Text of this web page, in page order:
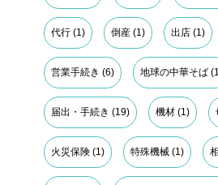
代行 (1) 倒産 (1) 出店 (1)
営業手続き (6) 地球の中華そば
届出・手続き (19) 機材 (1)
火災保険 (1) 特殊機械 (1)